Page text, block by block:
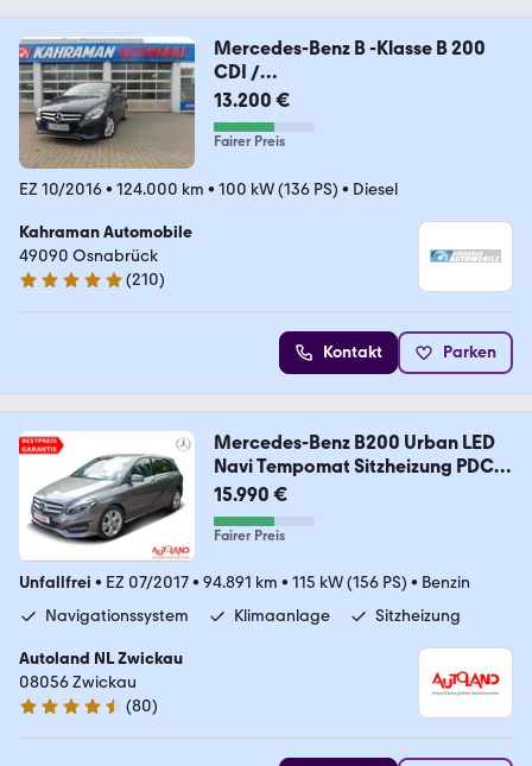
Mercedes-Benz B -Klasse B 200
CDI /
d**AUTOMATIK*EURO6*1HAND*
13.200 €
Fairer Preis
EZ 10/2016• 124.000 km • 100 kW (136 PS) • Diesel
Kahraman Automobile
49090 Osnabrück
4.8 Sterne
(210)
Kontakt Parken
Mercedes-Benz B200 Urban LED
Navi Tempomat Sitzheizung PDC
USB
15.990 €
Fairer Preis
Unfallfrei • EZ 07/2017• 94.891 km • 115 kW (156 PS) • Benzin
Navigationssystem
Klimaanlage Sitzheizung
Autoland NL Zwickau
08056 Zwickau
4.6 Sterne
(80)